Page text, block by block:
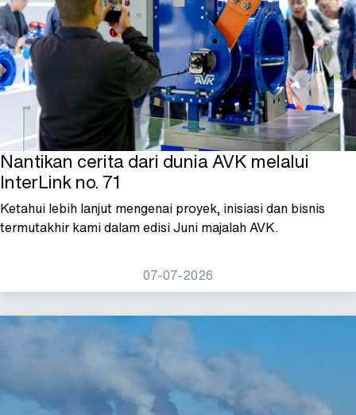
Nantikan cerita dari dunia AVK melalui
InterLink no. 71
Ketahui lebih lanjut mengenai proyek, inisiasi dan bisnis
termutakhir kami dalam edisi Juni majalah AVK.
07-07-2026